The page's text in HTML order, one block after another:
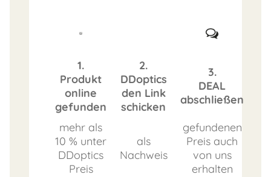
1.
Produkt
online
gefunden
2.
DDoptics
den Link
schicken
3.
DEAL
abschließen
mehr als
10 % unter
DDoptics
Preis
als
Nachweis
gefundenen
Preis auch
von uns
erhalten